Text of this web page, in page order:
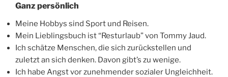
Ganz persönlich
Meine Hobbys sind Sport und Reisen.
Mein Lieblingsbuch ist “Resturlaub” von Tommy Jaud.
Ich schätze Menschen, die sich zurückstellen und
zuletzt an sich denken. Davon gibt’s zu wenige.
Ich habe Angst vor zunehmender sozialer Ungleichheit.